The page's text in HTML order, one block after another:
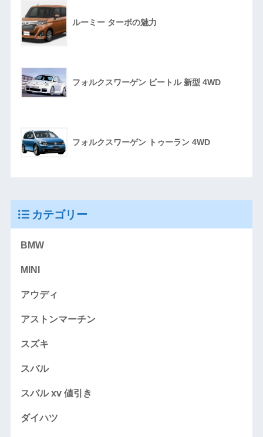
ルーミー ターボの魅力
フォルクスワーゲン ビートル 新型 4WD
フォルクスワーゲン トゥーラン 4WD
カテゴリー
BMW
MINI
アウディ
アストンマーチン
スズキ
スバル
スバル xv 値引き
ダイハツ